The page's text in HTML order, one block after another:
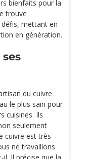
bienfaits pour la
trouve
mettant en
en génération.
du cuivre
le plus sain pour
cuisines. Ils
seulement
cuivre est très
ne travaillons